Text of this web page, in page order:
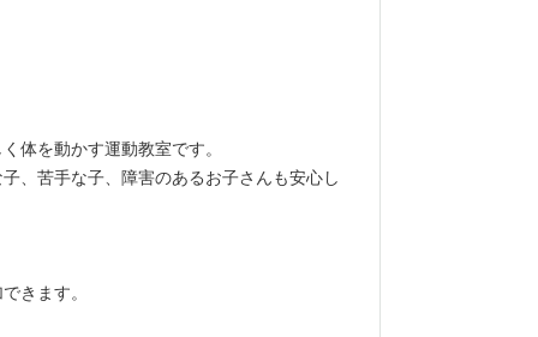
体を動かす運動教室です。
苦手な子、障害のあるお子さんも安心し
きます。